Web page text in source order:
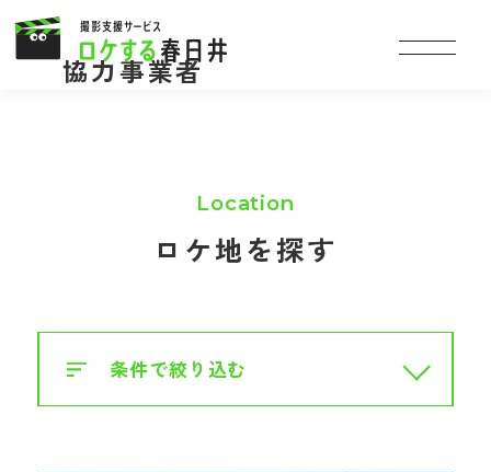
協力事業者
ロケ地を探す
条件で絞り込む